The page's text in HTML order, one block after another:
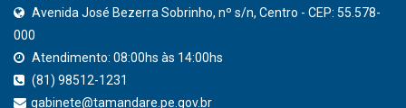
Consultar Convênios